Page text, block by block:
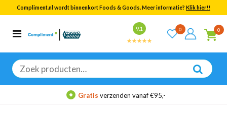
Compliment.nl wordt binnenkort Foods & Goods. Meer informatie? Klik hier!!
9.1 0 0
Zoeken
naar:
Categorieën
Bekijk alle resultaten
Gratis verzenden vanaf €95,-